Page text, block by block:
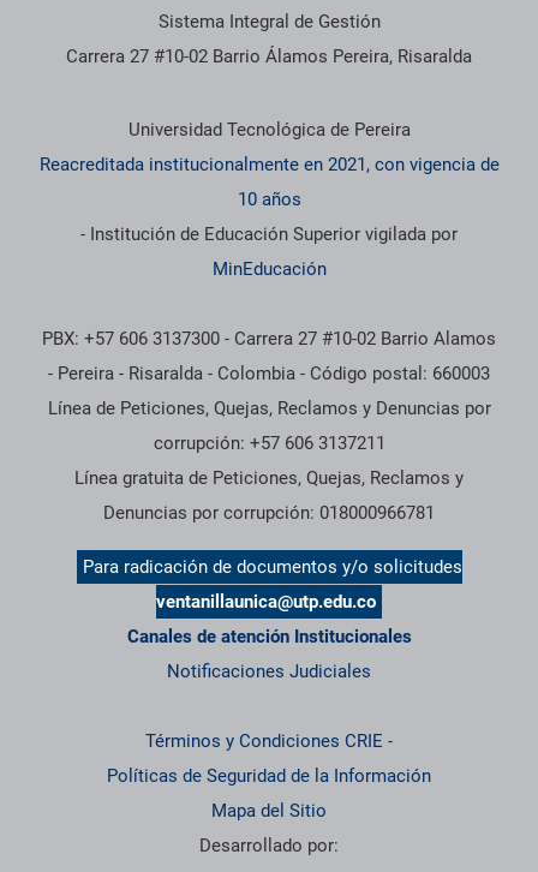
Sistema Integral de Gestión
Carrera 27 #10-02 Barrio Álamos Pereira, Risaralda
Información institucional
Universidad Tecnológica de Pereira
Reacreditada institucionalmente en 2021, con vigencia de
10 años
- Institución de Educación Superior vigilada por
MinEducación
PBX: +57 606 3137300 - Carrera 27 #10-02 Barrio Alamos
- Pereira - Risaralda - Colombia - Código postal: 660003
Línea de Peticiones, Quejas, Reclamos y Denuncias por
corrupción: +57 606 3137211
Línea gratuita de Peticiones, Quejas, Reclamos y
Denuncias por corrupción: 018000966781
Para radicación de documentos y/o solicitudes
ventanillaunica@utp.edu.co
Canales de atención Institucionales
Notificaciones Judiciales
Términos y Condiciones CRIE -
Políticas de Seguridad de la Información
Mapa del Sitio
Desarrollado por: